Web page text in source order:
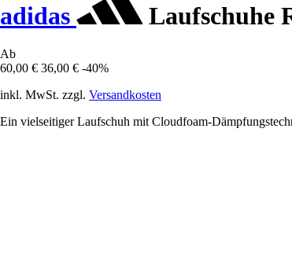
adidas Laufschuhe
Ab
60,00 € 36,00 € -40%
inkl. MwSt. zzgl. Versandkosten
Ein vielseitiger Laufschuh mit Cloudfoam-